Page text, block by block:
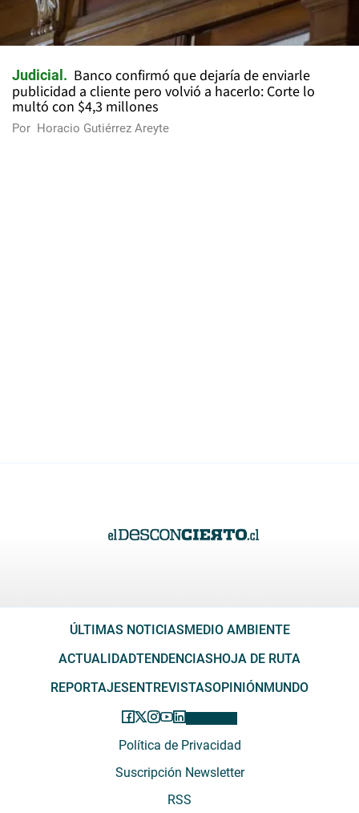
Judicial
Banco confirmó que dejaría de enviarle
publicidad a cliente pero volvió a hacerlo: Corte lo
multó con $4,3 millones
Por Horacio Gutiérrez Areyte
ÚLTIMAS NOTICIAS MEDIO AMBIENTE
ACTUALIDADTENDENCIAS HOJA DE RUTA
REPORTAJES ENTREVISTASOPINIÓN MUNDO
Política de Privacidad
Suscripción Newsletter
RSS